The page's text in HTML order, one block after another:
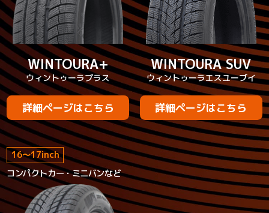
WINTOURA+
ウィントゥーラプラス
詳細ページはこちら
WINTOURA SUV
ウィントゥーラエスユーブイ
詳細ページはこちら
16～17inch
コンパクトカー・ミニバンなど